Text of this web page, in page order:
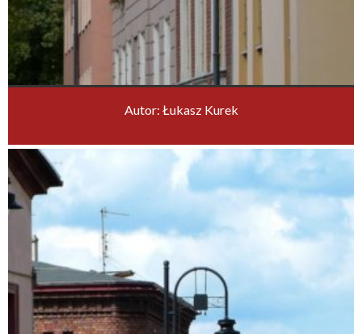
Autor: Łukasz Kurek